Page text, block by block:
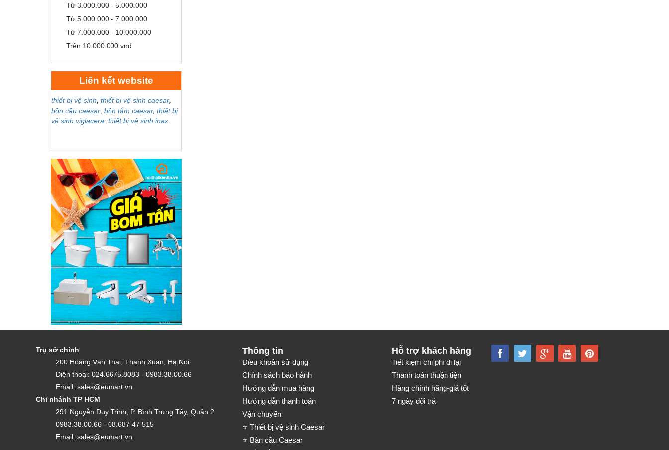
Từ 3.000.000 - 5.000.000
Từ 5.000.000 - 7.000.000
Từ 7.000.000 - 10.000.000
Trên 10.000.000 vnđ
Liên kết website
thiết bị vệ sinh, thiết bị vệ sinh caesar,
bồn cầu caesar bồn tắm caesar, thiết bị
vệ sinh viglacera thiết bị vệ sinh inax
Trụ sở chính
200 Hoàng Văn Thái, Thanh Xuân, Hà Nội.
Điện thoại: 024.6675.8083 - 0983.38.00.66
Email: sales@eumart.vn
Chi nhánh TP HCM
291 Nguyễn Duy Trinh, P. Bình Trưng Tây, Quận 2
0983.38.00.66 - 08.687 47 515
Email: sales@eumart.vn
Thông tin
Điều khoản sử dụng
Chính sách bảo hành
Hướng dẫn mua hàng
Hướng dẫn thanh toán
Vận chuyển
⭐ Thiết bị vệ sinh Caesar
⭐ Bàn cầu Caesar
Hỗ trợ khách hàng
Tiết kiệm chi phí đi lại
Thanh toán thuận tiện
Hàng chính hãng-giá tốt
7 ngày đổi trả